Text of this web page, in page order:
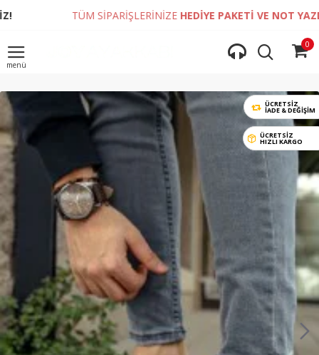
TÜM SİPARİŞLERİNİZEHEDİYE PAKETİ VE NOT YAZDIRMA
0
ÜCRETSİZ
İADE & DEĞIŞIM
ÜCRETSİZ
HIZLI KARGO